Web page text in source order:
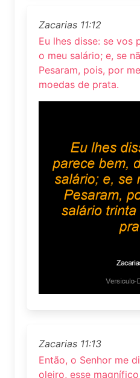
Zacarias 11:12
Eu lhes disse: se vos
o meu salário; e, se
Pesaram, pois, por
moedas de prata.
Zacarias 11:13
Então, o Senhor me
oleiro, esse